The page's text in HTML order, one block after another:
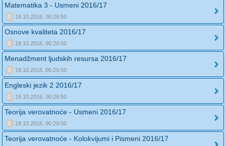
Matematika 3 - Usmeni 2016/17
0 19.10.2016. 00:29:50
Osnove kvaliteta 2016/17
0 19.10.2016. 00:29:50
Menadžment ljudskih resursa 2016/17
0 19.10.2016. 00:29:50
Engleski jezik 2 2016/17
0 19.10.2016. 00:29:50
Teorija verovatnoće - Usmeni 2016/17
0 19.10.2016. 00:29:50
Teorija verovatnoće - Kolokvijumi i Pismeni 2016/17